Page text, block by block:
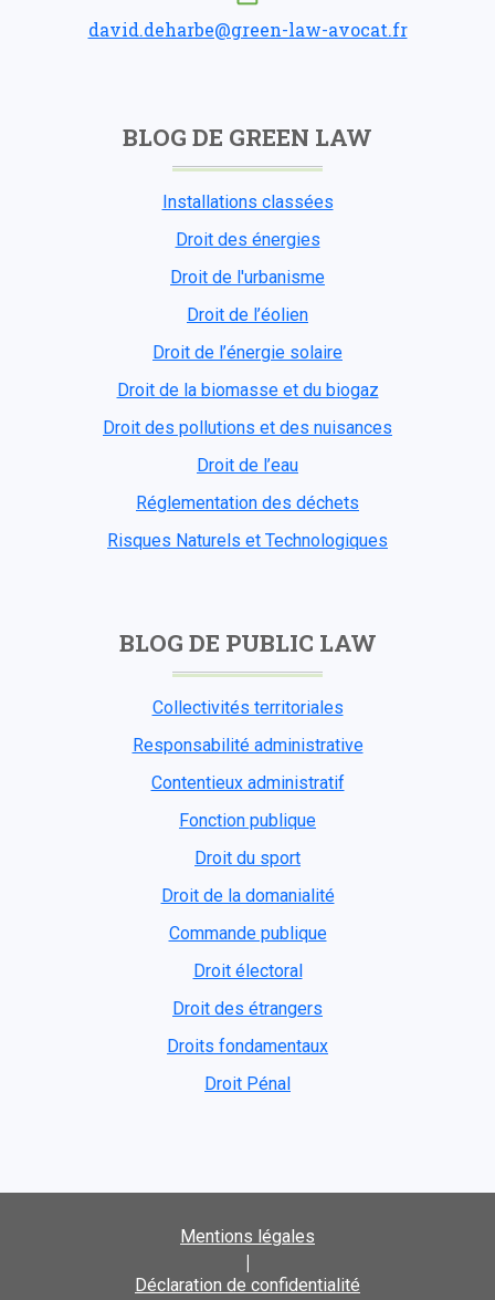
david.deharbe@green-law-avocat.fr
BLOG DE GREEN LAW
Installations classées
Droit des énergies
Droit de l'urbanisme
Droit de l’éolien
Droit de l’énergie solaire
Droit de la biomasse et du biogaz
Droit des pollutions et des nuisances
Droit de l’eau
Réglementation des déchets
Risques Naturels et Technologiques
BLOG DE PUBLIC LAW
Collectivités territoriales
Responsabilité administrative
Contentieux administratif
Fonction publique
Droit du sport
Droit de la domanialité
Commande publique
Droit électoral
Droit des étrangers
Droits fondamentaux
Droit Pénal
Mentions légales
|
Déclaration de confidentialité